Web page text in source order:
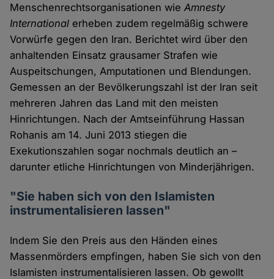
Menschenrechtsorganisationen wieAmnesty
International erheben zudem regelmäßig schwere
Vorwürfe gegen den Iran. Berichtet wird über den
anhaltenden Einsatz grausamer Strafen wie
Auspeitschungen, Amputationen und Blendungen.
Gemessen an der Bevölkerungszahl ist der Iran seit
mehreren Jahren das Land mit den meisten
Hinrichtungen. Nach der Amtseinführung Hassan
Rohanis am 14. Juni 2013 stiegen die
Exekutionszahlen sogar nochmals deutlich an –
darunter etliche Hinrichtungen von Minderjährigen.
"Sie haben sich von den Islamisten
instrumentalisieren lassen"
Indem Sie den Preis aus den Händen eines
Massenmörders empfingen, haben Sie sich von den
Islamisten instrumentalisieren lassen. Ob gewollt